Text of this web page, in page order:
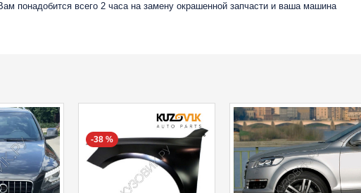
понадобится всего 2 часа на замену окрашенной запчасти и ваша машина
-38 %